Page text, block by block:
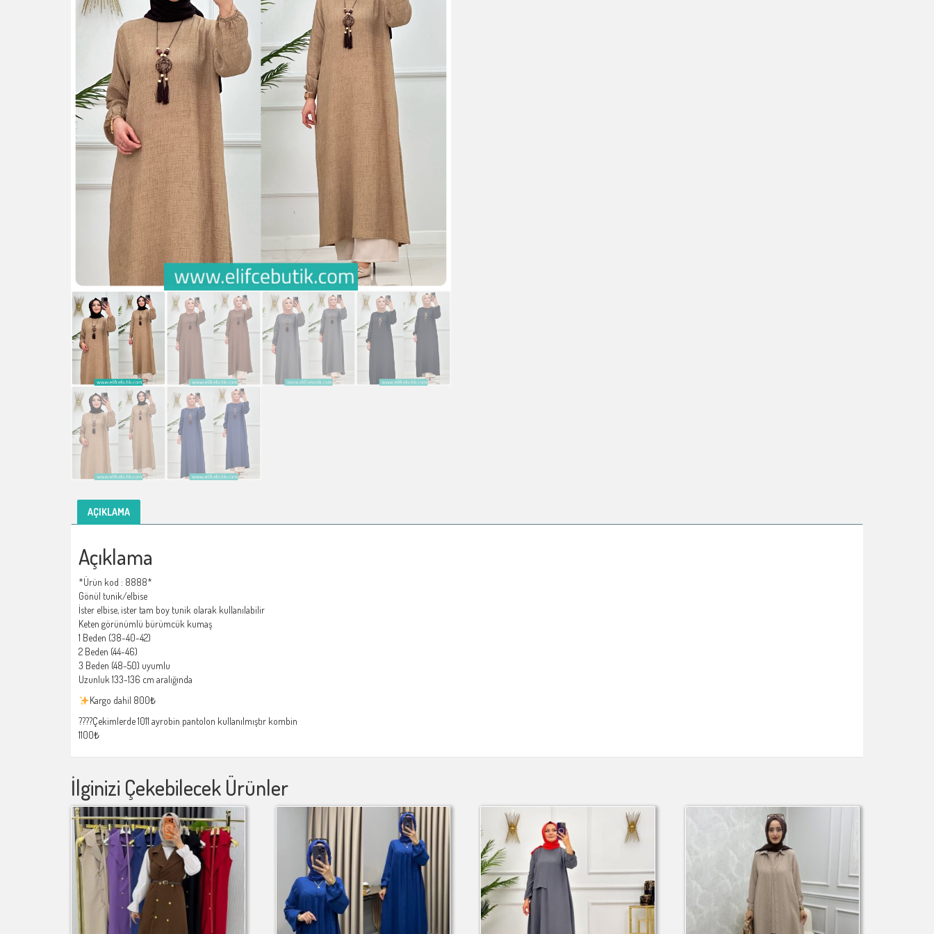
AÇIKLAMA
Açıklama
*Ürün kod : 8888*
Gönül tunik/elbise
İster elbise, ister tam boy tunik olarak kullanılabilir
Keten görünümlü bürümcük kumaş
1 Beden (38-40-42)
2 Beden (44-46)
3 Beden (48-50) uyumlu
Uzunluk 133-136 cm aralığında
Kargo dahil 800₺
????Çekimlerde 1011 ayrobin pantolon kullanılmıştır kombin
1100₺
İlginizi Çekebilecek Ürünler